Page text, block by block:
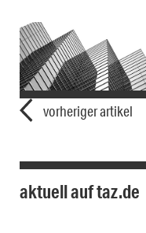
vorheriger artikel
aktuell auf taz.de